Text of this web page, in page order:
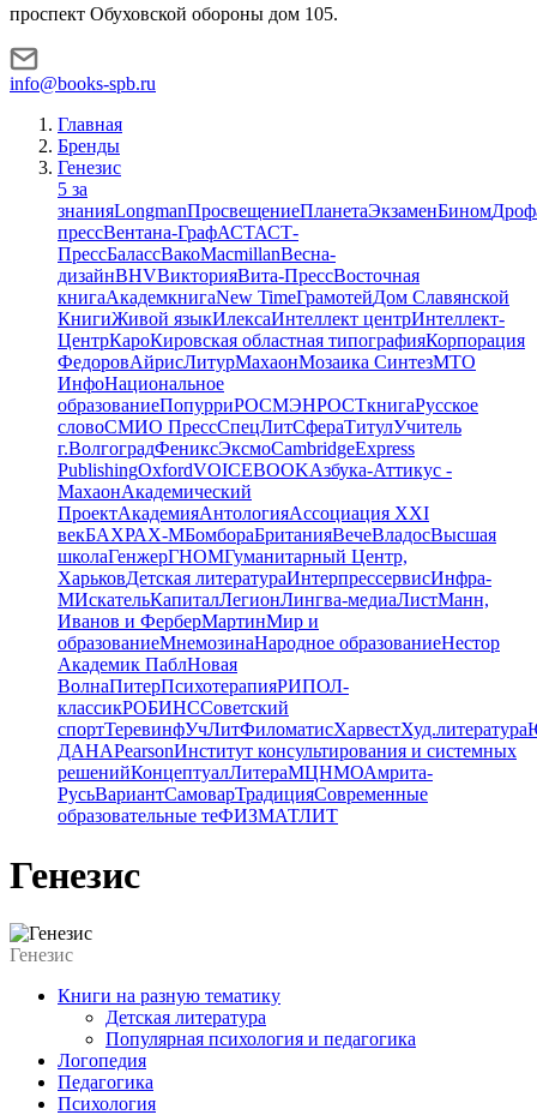
проспект Обуховской обороны дом 105.
info@books-spb.ru
Главная
Бренды
Генезис
5 за
знанияLongmanПросвещениеПланетаЭкзаменБином
прессВентана-ГрафАСТАСТ-
ПрессБалассВакоMacmillanВесна-
дизайнBHVВикторияВита-ПрессВосточная
книгаАкадемкнигаNew TimeГрамотейДом Славянской
КнигиЖивой языкИлексаИнтеллект центрИнтеллект-
ЦентрКароКировская областная типографияКорпорация
ФедоровАйрисЛитурМахаонМозаика СинтезМТО
ИнфоНациональное
образованиеПопурриРОСМЭНРОСТкнигаРусское
словоСМИО ПрессСпецЛитСфераТитулУчитель
г.ВолгоградФениксЭксмоCambridgeExpress
PublishingOxfordVOICEBOOKАзбука-Аттикус -
МахаонАкадемический
ПроектАкадемияАнтологияАссоциация XXI
векБАХРАХ-МБомбораБританияВечеВладосВысшая
школаГенжерГНОМГуманитарный Центр,
ХарьковДетская литератураИнтерпрессервисИнфра-
МИскательКапиталЛегионЛингва-медиаЛистМанн,
Иванов и ФерберМартинМир и
образованиеМнемозинаНародное образованиеНестор
Академик ПаблНовая
ВолнаПитерПсихотерапияРИПОЛ-
классикРОБИНССоветский
спортТеревинфУчЛитФиломатисХарвестХуд.литература
ДАНАPearsonИнститут консультирования и системных
решенийКонцептуалЛитераМЦНМОАмрита-
РусьВариантСамоварТрадицияСовременные
образовательные теФИЗМАТЛИТ
Генезис
Генезис
Книги на разную тематику
Детская литература
Популярная психология и педагогика
Логопедия
Педагогика
Психология